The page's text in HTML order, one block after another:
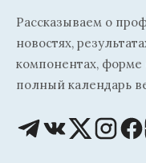
Рассказываем о
новостях,
компонентах,
полный календарь